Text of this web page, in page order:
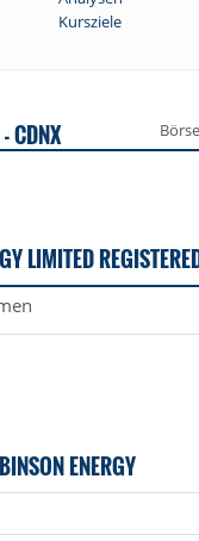
Kursziele
CDNX
LIMITED
ENERGY